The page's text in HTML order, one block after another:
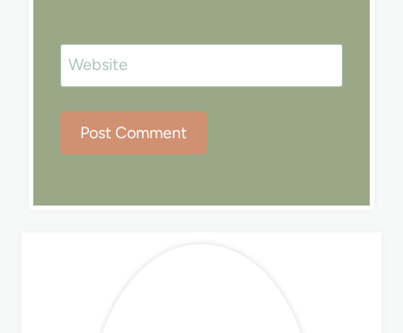
Website